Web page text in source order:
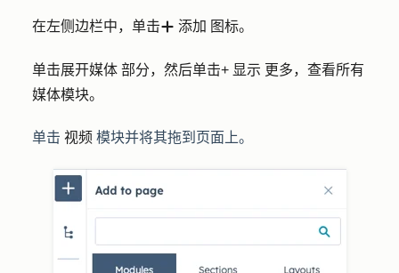
在左侧边栏中，单击add 添加 图标。
单击展开媒体 部分，然后单击+ 显示 更多，查看所有
媒体模块。
单击 视频 模块并将其拖到页面上。